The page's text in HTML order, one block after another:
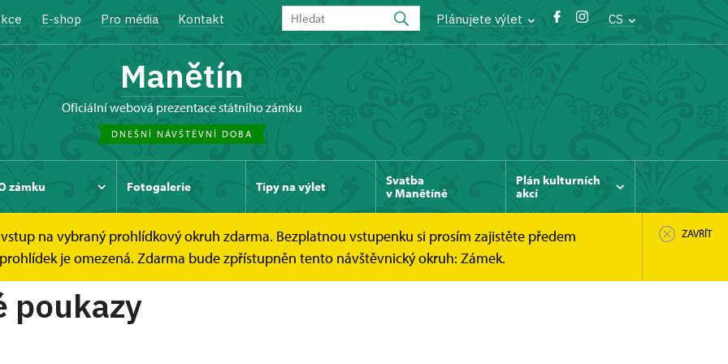
E-shop Pro média Kontakt Plánujete výlet CS
Manětín
oficiální webová prezentace státního zámku
DNEŠNÍ NÁVŠTĚVNÍ DOBA
zámku Fotogalerie Tipy na výlet
Svatba
v Manětíně
Plán kulturních
akcí
na vybraný prohlídkový okruh zdarma. Bezplatnou vstupenku si prosím zajistěte předem
je omezená. Zdarma bude zpřístupněn tento návštěvnický okruh: Zámek.
ZAVŘÍT
Dárkové poukazy
poukazy